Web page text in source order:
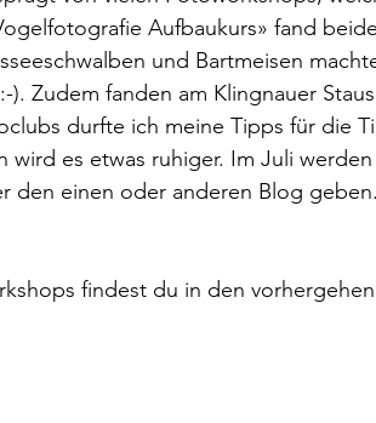
Aufbaukurs» fand
und Bartmeisen
Zudem fanden am Klingnauer
durfte ich meine Tipps für die
es etwas ruhiger. Im Juli
den einen oder anderen Blog
findest du in den